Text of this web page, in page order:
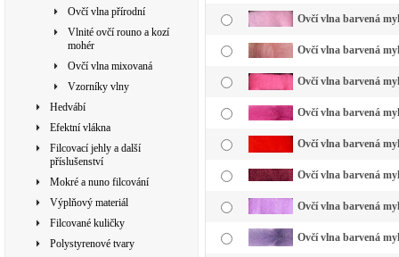
Ovčí vlna přírodní
Vlnité ovčí rouno a kozí
mohér
Ovčí vlna mixovaná
Vzorníky vlny
Hedvábí
Efektní vlákna
Filcovací jehly a další
příslušenství
Mokré a nuno filcování
Výplňový materiál
Filcované kuličky
Polystyrenové tvary
Ovčí vlna barvená
Ovčí vlna barvená
Ovčí vlna barvená
Ovčí vlna barvená
Ovčí vlna barvená
Ovčí vlna barvená
Ovčí vlna barvená
Ovčí vlna barvená